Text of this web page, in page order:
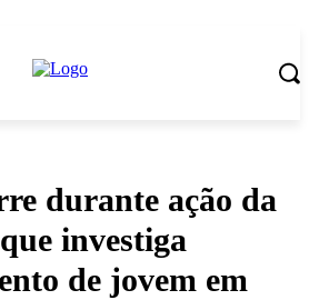
durante ação da
investiga
de jovem em